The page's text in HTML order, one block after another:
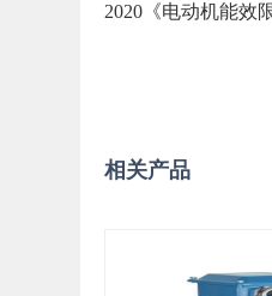
2020 《电动机能效
相关产品